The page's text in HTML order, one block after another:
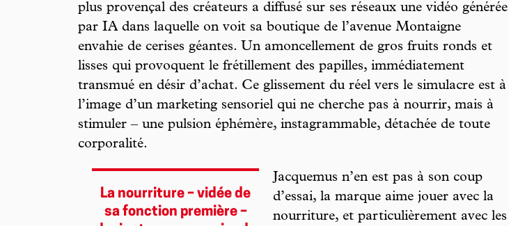
plus provençal des créateurs a diffusé sur ses réseaux une vidéo générée
par IA dans laquelle on voit sa boutique de l’avenue Montaigne
envahie de cerises géantes. Un amoncellement de gros fruits ronds et
lisses qui provoquent le frétillement des papilles, immédiatement
transmué en désir d’achat. Ce glissement du réel vers le simulacre est à
l’image d’un marketing sensoriel qui ne cherche pas à nourrir, mais à
stimuler – une pulsion éphémère, instagrammable, détachée de toute
corporalité.
La nourriture – vidée de
sa fonction première –
Jacquemus n’en est pas à son coup
d’essai, la marque aime jouer avec la
nourriture, et particulièrement avec les